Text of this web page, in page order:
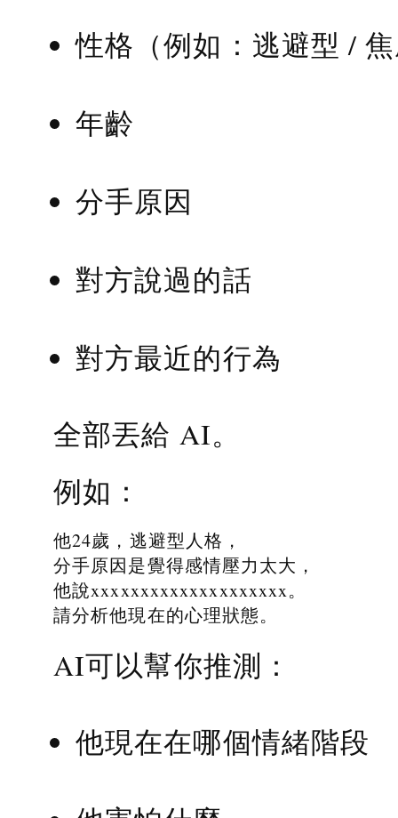
性格（例如：逃避型 /
年齡
分手原因
對方說過的話
對方最近的行為
全部丟給 AI。
例如：
他24歲，逃避型人格，
分手原因是覺得感情壓力太大，
他說xxxxxxxxxxxxxxxxxxxx。
請分析他現在的心理狀態。
AI可以幫你推測：
他現在在哪個情緒階段